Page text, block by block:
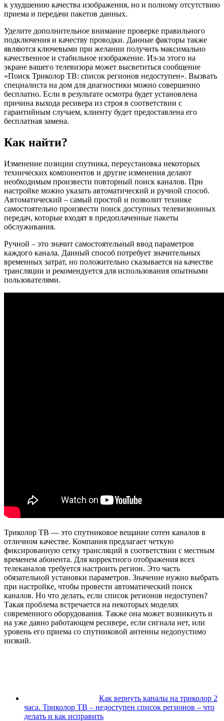
к ухудшению качества изображения, но и полному отсутствию
приема и передачи пакетов данных.
Уделите дополнительное внимание проверке правильного
подключения и качеству проводки. Данные факторы также
являются ключевыми при желании получить максимально
качественное и стабильное изображение. Из-за этого на
экране вашего телевизора может высветиться сообщение
«Поиск Триколор ТВ: список регионов недоступен». Вызвать
специалиста на дом для диагностики можно совершенно
бесплатно. Если в результате осмотра будет установлена
причина выхода ресивера из строя в соответствии с
гарантийным случаем, клиенту будет предоставлена его
бесплатная замена.
Как найти?
Изменение позиции спутника, переустановка некоторых
технических компонентов и другие изменения делают
необходимым произвести повторный поиск каналов. При
настройке можно указать автоматический и ручной способ.
Автоматический – самый простой и позволит технике
самостоятельно произвести поиск доступных телевизионных
передач, которые входят в предоплаченные пакеты
обслуживания.
Ручной – это значит самостоятельный ввод параметров
каждого канала. Данный способ потребует значительных
временных затрат, но положительно сказывается на качестве
трансляции и рекомендуется для использования опытными
пользователями.
Триколор ТВ — это спутниковое вещание сотен каналов в
отличном качестве. Компания предлагает четкую
фиксированную сетку трансляций в соответствии с местным
временем абонента. Для корректного отображения всех
телеканалов требуется настроить регион. Это часть
обязательной установки параметров. Значение нужно выбрать
при настройке, чтобы провести автоматический поиск
каналов. Но что делать, если список регионов недоступен?
Такая проблема встречается на некоторых моделях
современного оборудования. Также она может возникнуть и
на уже давно работающем ресивере, если сигнала нет, или
уровень его приема со спутниковой антенны недопустимо
низкий.
Как вернуть каналы на триколор 2
часа. Триколор ТВ – недоступен список регионов – что
делать и как исправить